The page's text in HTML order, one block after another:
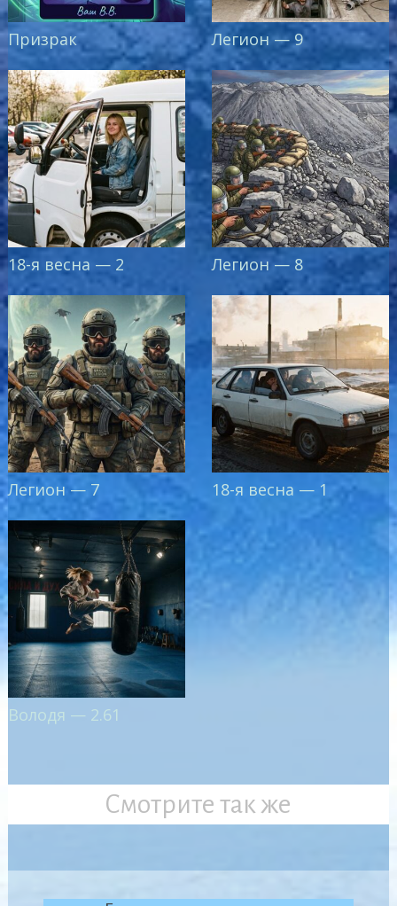
Призрак Легион — 9
18-я весна — 2 Легион — 8
Легион — 7 18-я весна — 1
Володя — 2.61
Смотрите так же